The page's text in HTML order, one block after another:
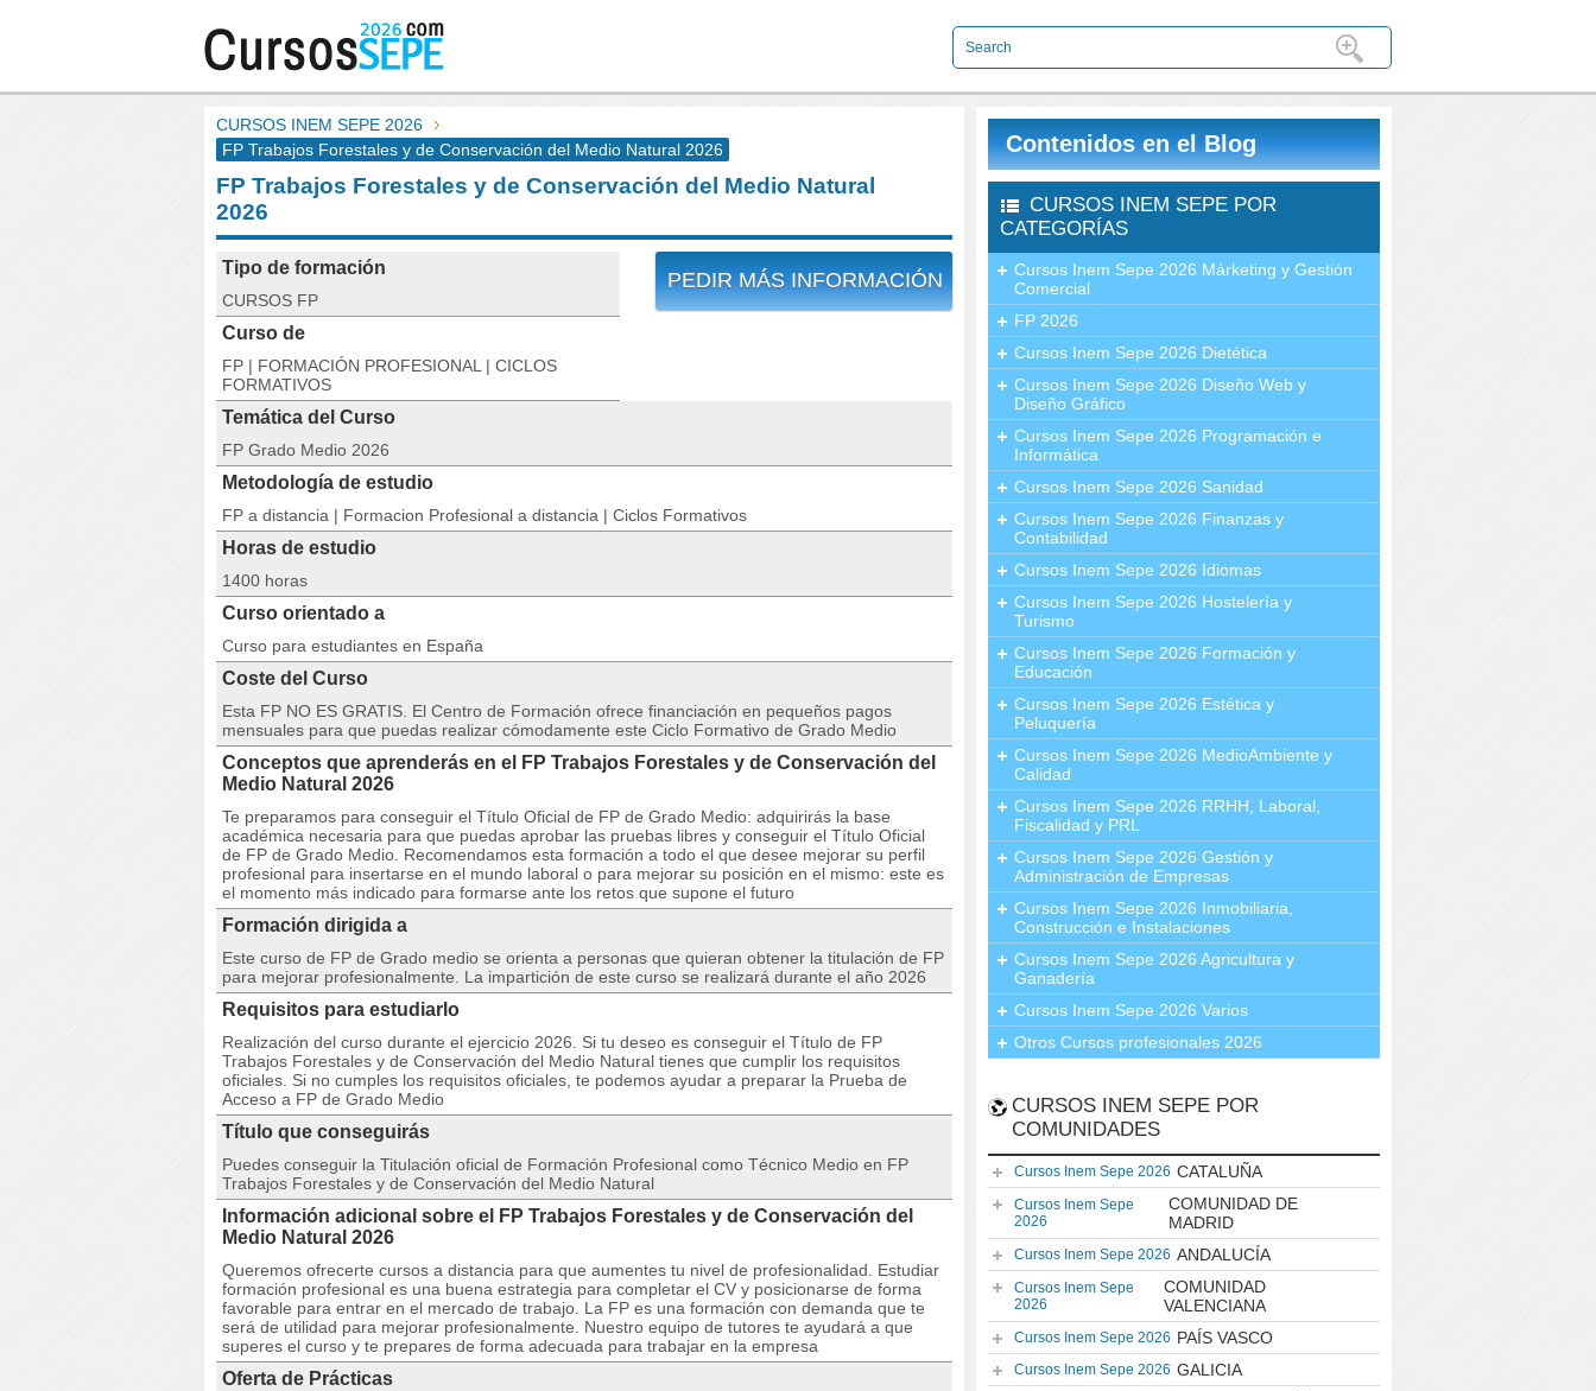
CURSOS INEM SEPE 2026
FP Trabajos Forestales y de Conservación del Medio Natural 2026
FP Trabajos Forestales y de Conservación del Medio Natural
2026
PEDIR MÁS INFORMACIÓN
Tipo de formación
CURSOS FP
Curso de
FP | FORMACIÓN PROFESIONAL | CICLOS
FORMATIVOS
Temática del Curso
FP Grado Medio 2026
Metodología de estudio
FP a distancia | Formacion Profesional a distancia | Ciclos Formativos
Horas de estudio
1400 horas
Curso orientado a
Curso para estudiantes en España
Coste del Curso
Esta FP NO ES GRATIS. El Centro de Formación ofrece financiación en pequeños pagos
mensuales para que puedas realizar cómodamente este Ciclo Formativo de Grado Medio
Conceptos que aprenderás en el FP Trabajos Forestales y de Conservación del
Medio Natural 2026
Te preparamos para conseguir el Título Oficial de FP de Grado Medio: adquirirás la base
académica necesaria para que puedas aprobar las pruebas libres y conseguir el Título Oficial
de FP de Grado Medio. Recomendamos esta formación a todo el que desee mejorar su perfil
profesional para insertarse en el mundo laboral o para mejorar su posición en el mismo: este es
el momento más indicado para formarse ante los retos que supone el futuro
Formación dirigida a
Este curso de FP de Grado medio se orienta a personas que quieran obtener la titulación de FP
para mejorar profesionalmente. La impartición de este curso se realizará durante el año 2026
Requisitos para estudiarlo
Realización del curso durante el ejercicio 2026. Si tu deseo es conseguir el Título de FP
Trabajos Forestales y de Conservación del Medio Natural tienes que cumplir los requisitos
oficiales. Si no cumples los requisitos oficiales, te podemos ayudar a preparar la Prueba de
Acceso a FP de Grado Medio
Título que conseguirás
Puedes conseguir la Titulación oficial de Formación Profesional como Técnico Medio en FP
Trabajos Forestales y de Conservación del Medio Natural
Información adicional sobre el FP Trabajos Forestales y de Conservación del
Medio Natural 2026
Queremos ofrecerte cursos a distancia para que aumentes tu nivel de profesionalidad. Estudiar
formación profesional es una buena estrategia para completar el CV y posicionarse de forma
favorable para entrar en el mercado de trabajo. La FP es una formación con demanda que te
será de utilidad para mejorar profesionalmente. Nuestro equipo de tutores te ayudará a que
superes el curso y te prepares de forma adecuada para trabajar en la empresa
Oferta de Prácticas
Contenidos en el Blog
CURSOS INEM SEPE POR
CATEGORÍAS
Cursos Inem Sepe 2026 Márketing y Gestión
Comercial
FP 2026
Cursos Inem Sepe 2026 Dietética
Cursos Inem Sepe 2026 Diseño Web y
Diseño Gráfico
Cursos Inem Sepe 2026 Programación e
Informática
Cursos Inem Sepe 2026 Sanidad
Cursos Inem Sepe 2026 Finanzas y
Contabilidad
Cursos Inem Sepe 2026 Idiomas
Cursos Inem Sepe 2026 Hostelería y
Turismo
Cursos Inem Sepe 2026 Formación y
Educación
Cursos Inem Sepe 2026 Estética y
Peluquería
Cursos Inem Sepe 2026 MedioAmbiente y
Calidad
Cursos Inem Sepe 2026 RRHH, Laboral,
Fiscalidad y PRL
Cursos Inem Sepe 2026 Gestión y
Administración de Empresas
Cursos Inem Sepe 2026 Inmobiliaria,
Construcción e Instalaciones
Cursos Inem Sepe 2026 Agricultura y
Ganadería
Cursos Inem Sepe 2026 Varios
Otros Cursos profesionales 2026
CURSOS INEM SEPE POR
COMUNIDADES
Cursos Inem Sepe 2026 CATALUÑA
Cursos Inem Sepe
2026
COMUNIDAD DE
MADRID
Cursos Inem Sepe 2026 ANDALUCÍA
Cursos Inem Sepe
2026
COMUNIDAD
VALENCIANA
Cursos Inem Sepe 2026 PAÍS VASCO
Cursos Inem Sepe 2026 GALICIA